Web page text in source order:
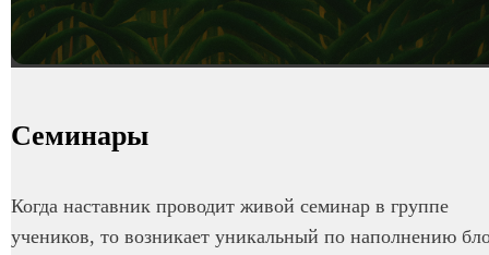
Семинары
Когда наставник проводит живой семинар в группе
учеников, то возникает уникальный по наполнению